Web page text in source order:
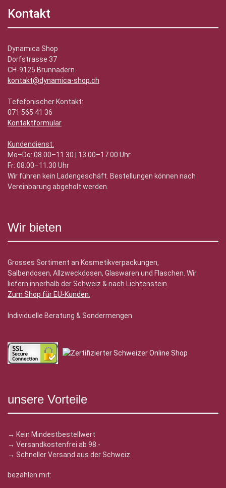
Kontakt
Dynamica Shop
Dorfstrasse 37
CH-9125 Brunnadern
kontakt@dynamica-shop.ch
Tefefonischer Kontakt:
071 565 41 36
Kontaktformular
Kundendienst:
Mo–Do: 08.00–11.30 | 13.00–17.00 Uhr
Fr: 08.00–11.30 Uhr
Wir führen kein Ladengeschäft. Bestellungen können nach
Vereinbarung abgeholt werden.
Wir bieten
Grosses Sortiment an Kosmetikverpackungen,
Salbendosen, Allzweckdosen, Glaswaren und Flaschen. Wir
liefern innerhalb der Schweiz & nach Lichtenstein.
Zum Shop für EU-Kunden.
Individuelle Beratung & Sondermengen
unsere Vorteile
→ Kein Mindestbestellwert
→ Versandkostenfrei ab 98.-
→ Schneller Versand aus der Schweiz
bezahlen mit: